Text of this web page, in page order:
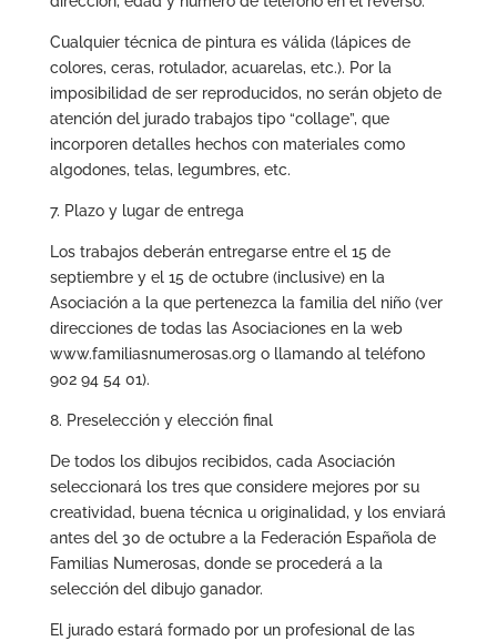
Cualquier técnica de pintura es válida (lápices de
colores, ceras, rotulador, acuarelas, etc.). Por la
imposibilidad de ser reproducidos, no serán objeto de
atención del jurado trabajos tipo “collage”, que
incorporen detalles hechos con materiales como
algodones, telas, legumbres, etc.
7. Plazo y lugar de entrega
Los trabajos deberán entregarse entre el 15 de
septiembre y el 15 de octubre (inclusive) en la
Asociación a la que pertenezca la familia del niño (ver
direcciones de todas las Asociaciones en la web
www.familiasnumerosas.org o llamando al teléfono
902 94 54 01).
8. Preselección y elección final
De todos los dibujos recibidos, cada Asociación
seleccionará los tres que considere mejores por su
creatividad, buena técnica u originalidad, y los enviará
antes del 30 de octubre a la Federación Española de
Familias Numerosas, donde se procederá a la
selección del dibujo ganador.
El jurado estará formado por un profesional de las